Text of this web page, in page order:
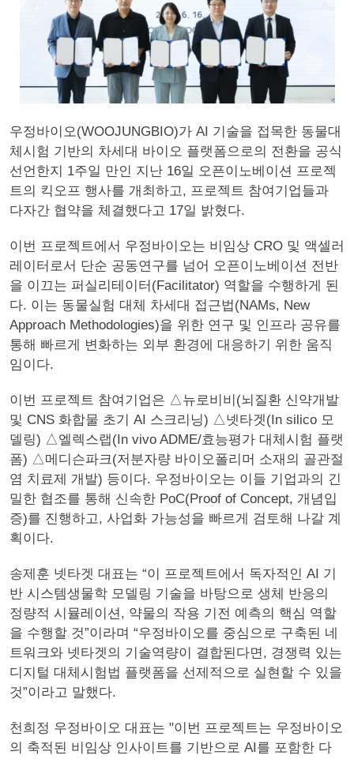
우정바이오(WOOJUNGBIO)가 AI 기술을 접목한 동물대
체시험 기반의 차세대 바이오 플랫폼으로의 전환을 공식
선언한지 1주일 만인 지난 16일 오픈이노베이션 프로젝
트의 킥오프 행사를 개최하고, 프로젝트 참여기업들과
다자간 협약을 체결했다고 17일 밝혔다.
이번 프로젝트에서 우정바이오는 비임상 CRO 및 액셀러
레이터로서 단순 공동연구를 넘어 오픈이노베이션 전반
을 이끄는 퍼실리테이터(Facilitator) 역할을 수행하게 된
다. 이는 동물실험 대체 차세대 접근법(NAMs, New
Approach Methodologies)을 위한 연구 및 인프라 공유를
통해 빠르게 변화하는 외부 환경에 대응하기 위한 움직
임이다.
이번 프로젝트 참여기업은 △뉴로비비(뇌질환 신약개발
및 CNS 화합물 초기 AI 스크리닝) △넷타겟(In silico 모
델링) △엘렉스랩(In vivo ADME/효능평가 대체시험 플랫
폼) △메디슨파크(저분자량 바이오폴리머 소재의 골관절
염 치료제 개발) 등이다. 우정바이오는 이들 기업과의 긴
밀한 협조를 통해 신속한 PoC(Proof of Concept, 개념입
증)를 진행하고, 사업화 가능성을 빠르게 검토해 나갈 계
획이다.
송제훈 넷타겟 대표는 “이 프로젝트에서 독자적인 AI 기
반 시스템생물학 모델링 기술을 바탕으로 생체 반응의
정량적 시뮬레이션, 약물의 작용 기전 예측의 핵심 역할
을 수행할 것”이라며 “우정바이오를 중심으로 구축된 네
트워크와 넷타겟의 기술역량이 결합된다면, 경쟁력 있는
디지털 대체시험법 플랫폼을 선제적으로 실현할 수 있을
것”이라고 말했다.
천희정 우정바이오 대표는 "이번 프로젝트는 우정바이오
의 축적된 비임상 인사이트를 기반으로 AI를 포함한 다